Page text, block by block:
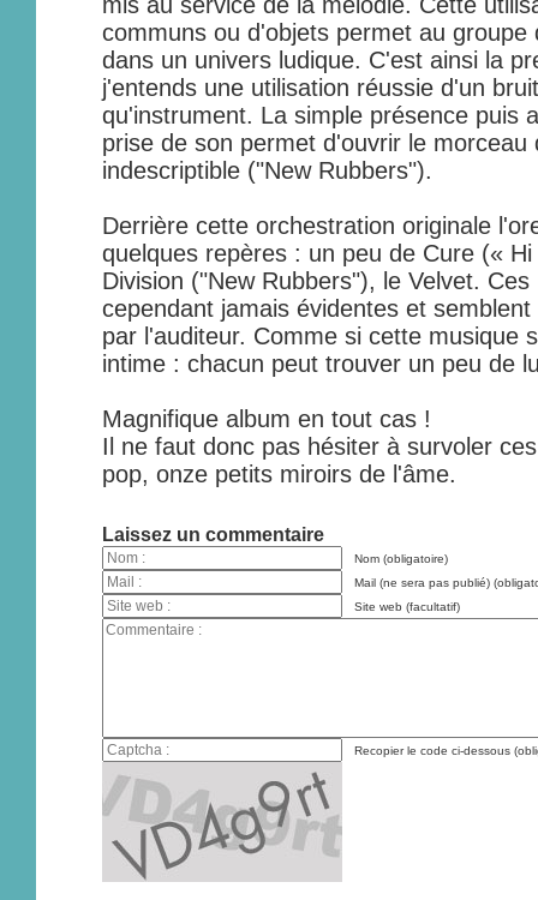
communs ou d'objets permet au
dans un univers ludique. C'est ainsi la
j'entends une utilisation réussie d'un
qu'instrument. La simple présence puis
prise de son permet d'ouvrir le morceau
indescriptible ("New Rubbers").
Derrière cette orchestration originale
quelques repères : un peu de Cure («
Division ("New Rubbers"), le Velvet.
cependant jamais évidentes et
par l'auditeur. Comme si cette musique
intime : chacun peut trouver un peu de
Magnifique album en tout cas !
Il ne faut donc pas hésiter à survoler
pop, onze petits miroirs de l'âme.
Laissez un commentaire
Nom (obligatoire)
Mail (ne sera pas publié)
Site web (facultatif)
Recopier le code ci-dessous